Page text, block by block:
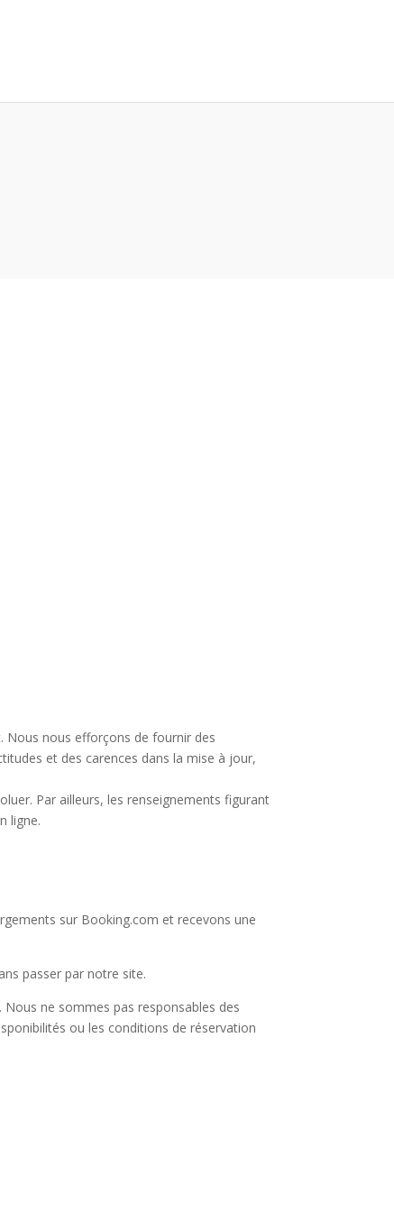
Nous nous efforçons de fournir des
et des carences dans la mise à jour,
Par ailleurs, les renseignements figurant
ligne.
sur Booking.com et recevons une
passer par notre site.
ne sommes pas responsables des
ou les conditions de réservation